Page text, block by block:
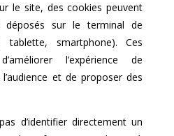
le site, des cookies peuvent
déposés sur le terminal de
tablette, smartphone). Ces
l’expérience de
et de proposer des
d’identifier directement un